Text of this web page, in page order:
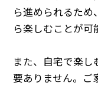
ら進められるため
ら楽しむことが可
また、自宅で楽し
要ありません。ご